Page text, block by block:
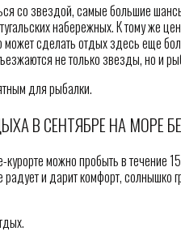
со звездой, самые большие
набережных. К тому же
сделать отдых здесь еще
не только звезды, но и
для рыбалки.
В СЕНТЯБРЕ НА МОРЕ
курорте можно пробыть в течение
и дарит комфорт, солнышко